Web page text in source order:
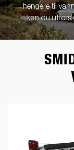
hengere til
kan du